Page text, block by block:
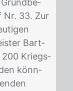
Grund­be­
Nr. 33. Zur
Bart­
200 Kriegs­
könn­